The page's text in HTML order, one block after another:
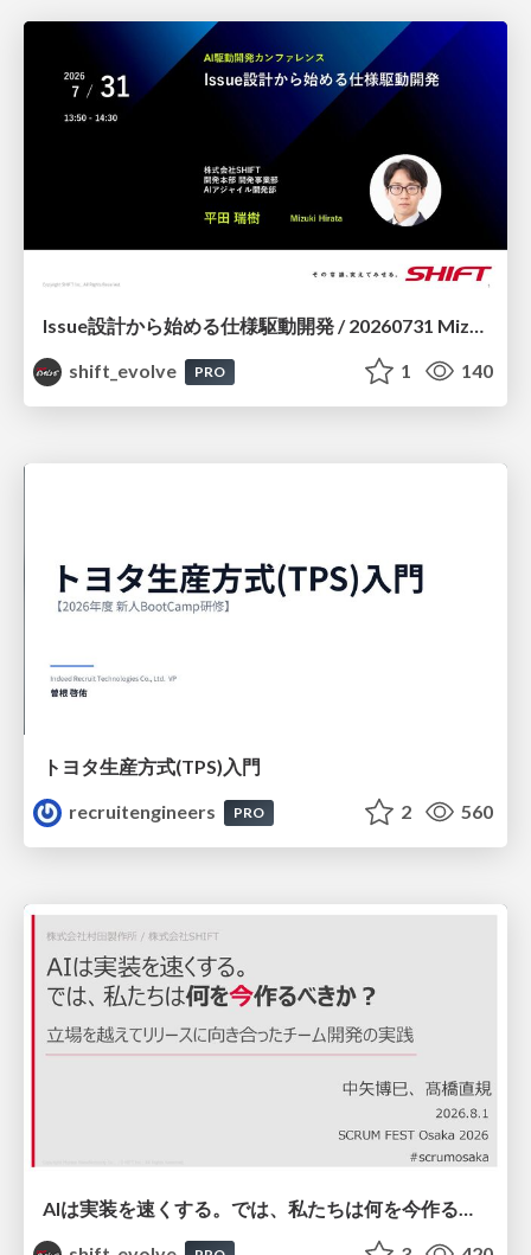
Issue設計から始める仕様駆動開発 / 20260731 Mizuki Hirata
shift_evolve
PRO 1 140
トヨタ⽣産⽅式(TPS)⼊⾨
recruitengineers
PRO 2 560